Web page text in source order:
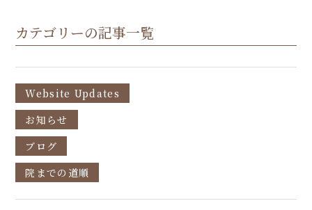
カテゴリーの記事一覧
Website Updates
お知らせ
ブログ
院までの道順